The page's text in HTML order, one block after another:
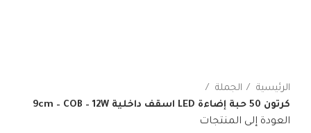
الرئيسية
الجملة
كرتون 50 حبة إضاءة LED اسقف داخلية 9cm – COB – 12W
العودة إلى المنتجات